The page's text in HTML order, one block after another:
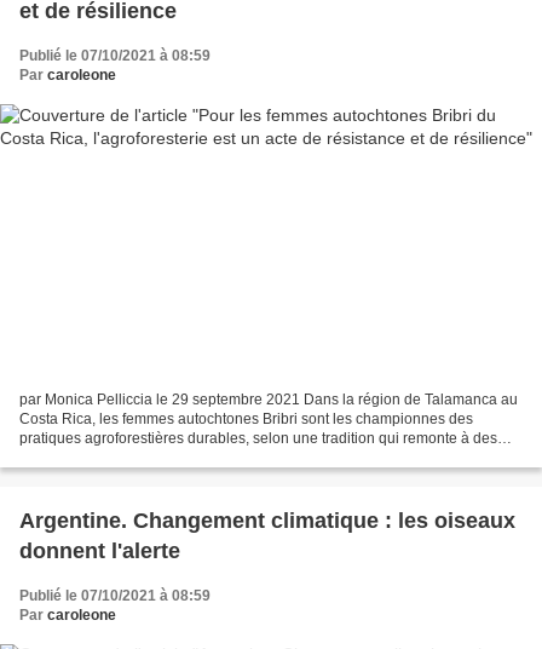
et de résilience
Publié le 07/10/2021 à 08:59
Par caroleone
par Monica Pelliccia le 29 septembre 2021 Dans la région de Talamanca au
Costa Rica, les femmes autochtones Bribri sont les championnes des
pratiques agroforestières durables, selon une tradition qui remonte à des
Argentine. Changement climatique : les oiseaux
donnent l'alerte
Publié le 07/10/2021 à 08:59
Par caroleone